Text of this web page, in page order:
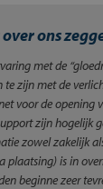
ons
met de
te zijn met de
voor de opening
zijn hogelijk
zowel zakelijk
plaatsing) is in
beginne zeer